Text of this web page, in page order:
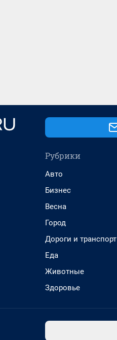
Рубрики
Авто
Бизнес
Весна
Город
Дороги и транспорт
Еда
Животные
Здоровье